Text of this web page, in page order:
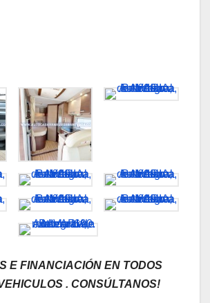
E FINANCIACIÓN EN TODOS
. CONSÚLTANOS!